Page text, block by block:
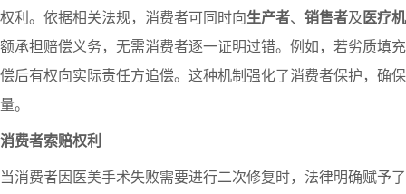
权利。依据相关法规，消费者可同时向生产者、 销售者及医疗
额承担赔偿义务，无需消费者逐一证明过错。例如，若劣质填
偿后有权向实际责任方追偿。这种机制强化了消费者保护，确
量。
消费者索赔权利
当消费者因医美手术失败需要进行二次修复时，法律明确赋予